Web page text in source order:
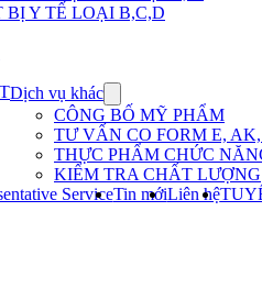
Y TẾ LOẠI B,C,D
Dịch vụ khác
submenu
for
Dịch
vụ
khác
CÔNG BỐ MỸ PHẨM
TƯ VẤN CO FORM E,
THỰC PHẨM CHỨC
KIỂM TRA CHẤT LƯỢNG
ServiceTin mớiLiên hệ